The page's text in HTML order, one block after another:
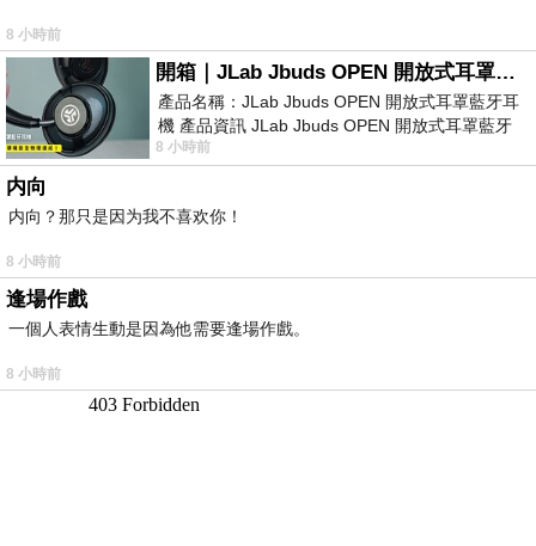
8 小時前
開箱｜JLab Jbuds OPEN 開放式耳罩藍牙耳機 - 設計美學，輕巧、透氣、環境音全物理達成！
產品名稱：JLab Jbuds OPEN 開放式耳罩藍牙耳
機 產品資訊 JLab Jbuds OPEN 開放式耳罩藍牙
耳機評語：非常有特色，值得喜愛美型工
8 小時前
内向
内向？那只是因为我不喜欢你！
8 小時前
逢場作戲
一個人表情生動是因為他需要逢場作戲。
8 小時前